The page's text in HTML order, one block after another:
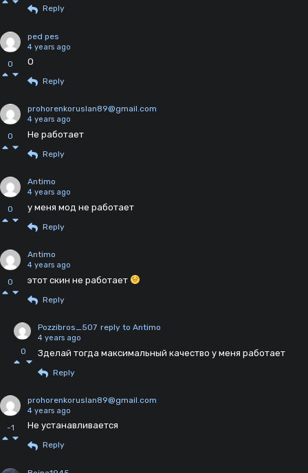
Reply
0
ped pes
4 years ago
О
Reply
0
prohorenkoruslan89@gmail.com
4 years ago
Не работает
Reply
0
Antimo
4 years ago
у меня мод не работает
Reply
0
Antimo
4 years ago
этот скин не работает
Reply
0
Pozzibros_507 reply to Antimo
4 years ago
Зделай тогда максимальный качество у меня работает
Reply
-1
prohorenkoruslan89@gmail.com
4 years ago
Не устанавливается
Reply